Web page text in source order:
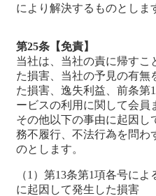
により解決するものとしま
第25条【免責】
当社は、当社の責に帰すこ
た損害、当社の予見の有無
た損害、逸失利益、前条第
ービスの利用に関して会員
その他以下の事由に起因し
務不履行、不法行為を問わ
のとします。
（1）第13条第1項各号に
に起因して発生した損害